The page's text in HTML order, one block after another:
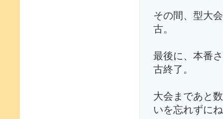
その間、型大
古。
最後に、本番
古終了。
大会まであと
いを忘れずに